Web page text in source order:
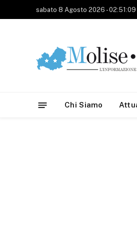
sabato 8 Agosto 2026 - 02:51:09
Chi Siamo